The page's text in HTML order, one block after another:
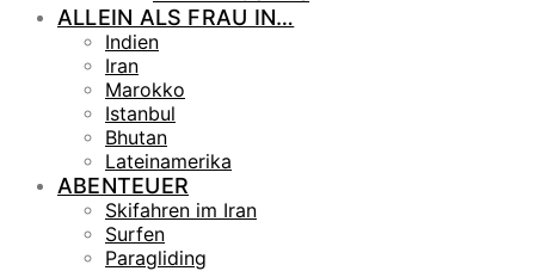
ALLEIN ALS FRAU IN…
Indien
Iran
Marokko
Istanbul
Bhutan
Lateinamerika
ABENTEUER
Skifahren im Iran
Surfen
Paragliding